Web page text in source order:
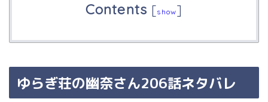
Contents [show]
ゆらぎ荘の幽奈さん206話ネタバレ